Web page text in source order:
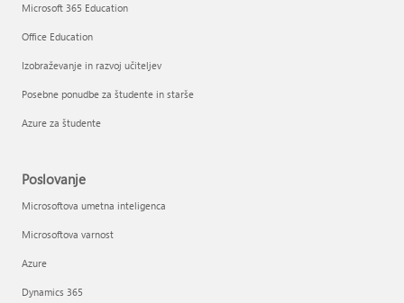
Microsoft 365 Education
Office Education
Izobraževanje in razvoj učiteljev
Posebne ponudbe za študente in starše
Azure za študente
Poslovanje
Microsoftova umetna inteligenca
Microsoftova varnost
Azure
Dynamics 365